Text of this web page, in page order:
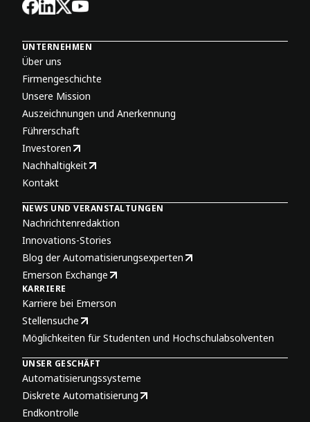
UNTERNEHMEN
Über uns
Firmengeschichte
Unsere Mission
Auszeichnungen und Anerkennung
Führerschaft
Investoren
Nachhaltigkeit
Kontakt
NEWS UND VERANSTALTUNGEN
Nachrichtenredaktion
Innovations-Stories
Blog der Automatisierungsexperten
Emerson Exchange
KARRIERE
Karriere bei Emerson
Stellensuche
Möglichkeiten für Studenten und Hochschulabsolventen
UNSER GESCHÄFT
Automatisierungssysteme
Diskrete Automatisierung
Endkontrolle